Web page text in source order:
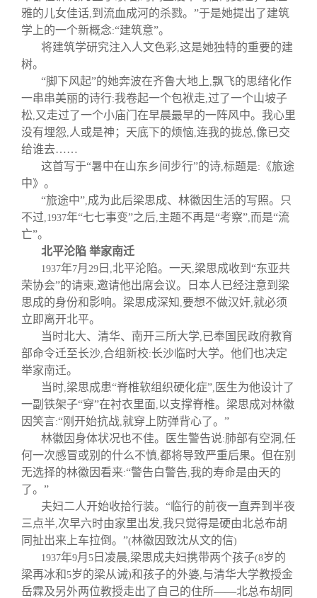
雅的儿女佳话 到流血成河的杀戮。”于是她提出了建筑
学上的一个新概念:“建筑意”。
将建筑学研究注入人文色彩 这是她独特的重要的建
树。
“脚下风起”的她奔波在齐鲁大地上 飘飞的思绪化作
一串串美丽的诗行:我卷起一个包袱走 过了一个山坡子
松 又走过了一个小庙门在早晨最早的一阵风中。我心里
没有埋怨 人或是神；天底下的烦恼 连我的拢总 像已交
给谁去……
这首写于“暑中在山东乡间步行”的诗 标题是: 《旅途
中》。
“旅途中” 成为此后梁思成、林徽因生活的写照。只
不过 ,1937年“七七事变”之后 主题不再是“考察” 而是“流
亡”。
北平沦陷 举家南迁
1937年7月 29 日 北平沦陷。一天 梁思成收到“东亚共
荣协会”的请柬 邀请他出席会议。日本人已经注意到梁
思成的身份和影响。梁思成深知 要想不做汉奸 就必须
立即离开北平。
当时北大、清华、南开三所大学 已奉国民政府教育
部命令迁至长沙 合组新校:长沙临时大学。他们也决定
举家南迁。
当时 梁思成患“脊椎软组织硬化症” 医生为他设计了
一副铁架子“穿”在衬衣里面 以支撑脊椎。梁思成对林徽
因笑言:“刚开始抗战 就穿上防弹背心了。”
林徽因身体状况也不佳。医生警告说:肺部有空洞 任
何一次感冒或别的什么不慎 都将导致严重后果。但在别
无选择的林徽因看来:“警告白警告 我的寿命是由天的
了。”
夫妇二人开始收拾行装。“临行的前夜一直弄到半夜
三点半 次早六时由家里出发 我只觉得是硬由北总布胡
同扯出来上车拉倒。”(林徽因致沈从文的信)
1937年9月 5 日凌晨 梁思成夫妇携带两个孩子(8岁的
梁再冰和5岁的梁从诫)和孩子的外婆 与清华大学教授金
岳霖及另外两位教授走出了自己的住所——北总布胡同